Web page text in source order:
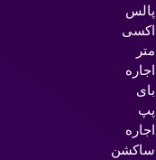
پالس
اکسی
متر
اجاره
بای
پپ
اجاره
ساکشن